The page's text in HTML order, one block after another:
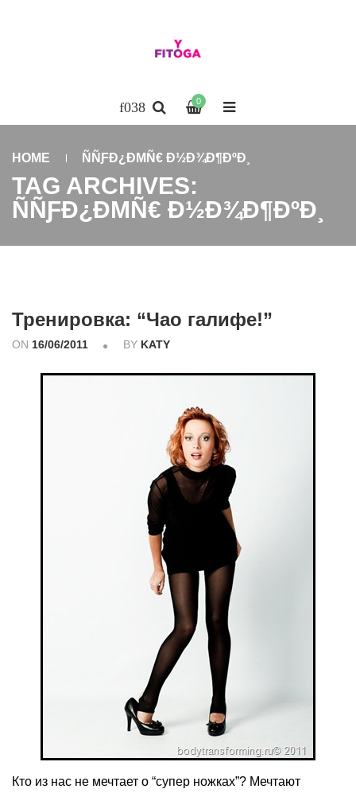
0
HOME ÑÑƑÐ¿ÐΜÑ€ Ð½Ð¾Ð¶ÐºÐ¸
TAG ARCHIVES:
ÑÑƑÐ¿ÐΜÑ€ Ð½Ð¾Ð¶ÐºÐ¸
Тренировка: “Чао галифе!”
ON 16/06/2011 BY KATY
Кто из нас не мечтает о “супер ножках”? Мечтают